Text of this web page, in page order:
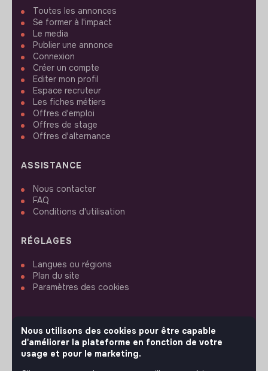
Toutes les annonces
Se former à l'impact
Le media
Publier une annonce
Connexion
Créer un compte
Editer mon profil
Espace recruteur
Les fiches métiers
Offres d'emploi
Offres de stage
Offres d'alternance
ASSISTANCE
Nous contacter
FAQ
Conditions d'utilisation
RÉGLAGES
Langues ou régions
Plan du site
Paramètres des cookies
SUIVEZ-NOUS
Nous utilisons des cookies pour être capable
d'améliorer la plateforme en fonction de votre
usage et pour le marketing.